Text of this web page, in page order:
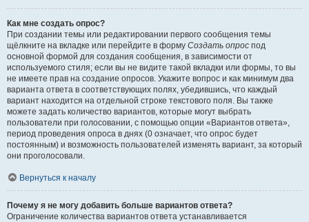
Как мне создать опрос?
При создании темы или редактировании первого сообщения темы
щёлкните на вкладке или перейдите в форму Создать опрос под
основной формой для создания сообщения, в зависимости от
используемого стиля; если вы не видите такой вкладки или формы, то вы
не имеете прав на создание опросов. Укажите вопрос и как минимум два
варианта ответа в соответствующих полях, убедившись, что каждый
вариант находится на отдельной строке текстового поля. Вы также
можете задать количество вариантов, которые могут выбрать
пользователи при голосовании, с помощью опции «Вариантов ответа»,
период проведения опроса в днях (0 означает, что опрос будет
постоянным) и возможность пользователей изменять вариант, за который
они проголосовали.
Вернуться к началу
Почему я не могу добавить больше вариантов ответа?
Ограничение количества вариантов ответа устанавливается